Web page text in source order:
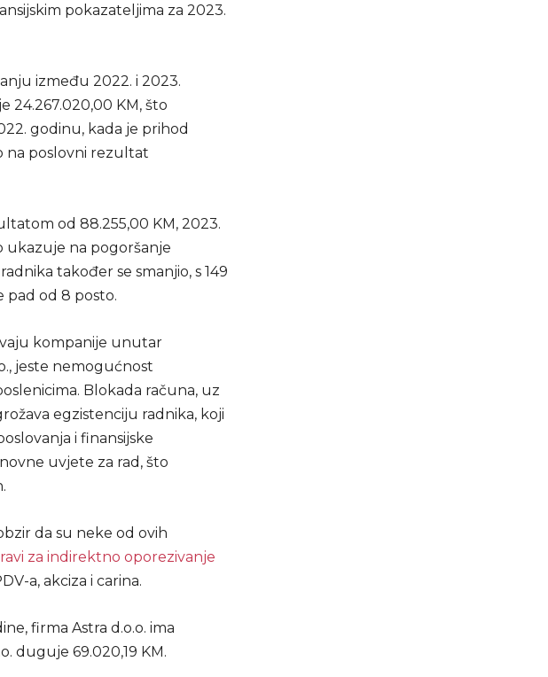
pokazateljima za 2023.
između 2022. i 2023.
24.267.020,00 KM, što
godinu, kada je prihod
na poslovni rezultat
od 88.255,00 KM, 2023.
ukazuje na pogoršanje
također se smanjio, s 149
pad od 8 posto.
kompanije unutar
jeste nemogućnost
Blokada računa, uz
egzistenciju radnika, koji
i finansijske
uvjete za rad, što
da su neke od ovih
za indirektno oporezivanje
a, akciza i carina.
firma Astra d.o.o. ima
duguje 69.020,19 KM.